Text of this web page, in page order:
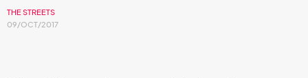
THE STREETS
09/OCT/2017